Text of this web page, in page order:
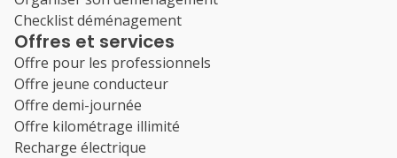
Checklist déménagement
Offres et services
Offre pour les professionnels
Offre jeune conducteur
Offre demi-journée
Offre kilométrage illimité
Recharge électrique